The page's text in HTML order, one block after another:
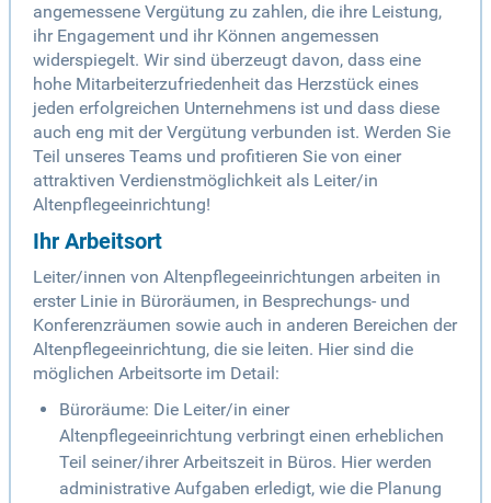
angemessene Vergütung zu zahlen, die ihre Leistung,
ihr Engagement und ihr Können angemessen
widerspiegelt. Wir sind überzeugt davon, dass eine
hohe Mitarbeiterzufriedenheit das Herzstück eines
jeden erfolgreichen Unternehmens ist und dass diese
auch eng mit der Vergütung verbunden ist. Werden Sie
Teil unseres Teams und profitieren Sie von einer
attraktiven Verdienstmöglichkeit als Leiter/in
Altenpflegeeinrichtung!
Ihr Arbeitsort
Leiter/innen von Altenpflegeeinrichtungen arbeiten in
erster Linie in Büroräumen, in Besprechungs- und
Konferenzräumen sowie auch in anderen Bereichen der
Altenpflegeeinrichtung, die sie leiten. Hier sind die
möglichen Arbeitsorte im Detail:
Büroräume: Die Leiter/in einer
Altenpflegeeinrichtung verbringt einen erheblichen
Teil seiner/ihrer Arbeitszeit in Büros. Hier werden
administrative Aufgaben erledigt, wie die Planung